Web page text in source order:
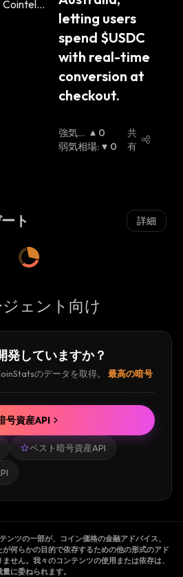
letting users
spend $USDC
with real-time
conversion at
checkout.
強気相
場:
0
弱気相場: 0
共
有
ト 詳細
ェント向け
発していますか？
のデータを取得。
最高の暗号
ベスト暗号資産API
号資産API
ンツの一部が、コイン価格の金融アドバイス、
何らかの目的で依存するための他の形式のアド
せん。我々のコンテンツの使用または依存は、
に委ねられます。